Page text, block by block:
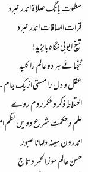
سطوت بانگ صلاۃ اندر نبرد
قرات الصافات اندر نبرد
تیغ ایوبی نگاہ بایزید !
گنجہائے ہر دو عالم را کلید
عقل و دل را مستی از یک
اختلاط ذکر و فکر روم روے
علم و حکمت شرع وویں نظم
اندرون سینہ دلہانا صبور
حسن عالم سوز الحمر و تاج